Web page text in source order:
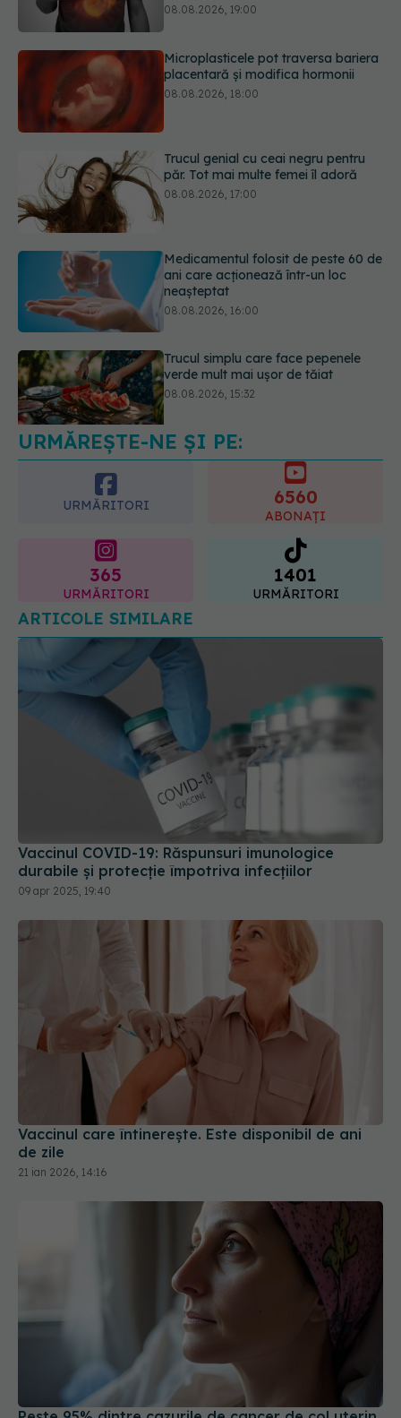
08.08.2026, 18:00
Trucul genial cu ceai negru pentru
păr. Tot mai multe femei îl adoră
Medicamentul folosit de peste 60 de
ani care acționează într-un loc
Trucul simplu care face pepenele
verde mult mai ușor de tăiat
08.08.2026, 15:32
Ce poți mânca și ce trebuie să eviți
dacă ai gastrită: exemplu de meniu
URMĂREȘTE-NE ȘI PE:
URMĂRITORI
365 1401
URMĂRITORI
ARTICOLE SIMILARE
Vaccinul COVID-19: Răspunsuri imunologice
durabile și protecție împotriva infecțiilor
Vaccinul care întinerește. Este disponibil de ani
21 ian 2026, 14:16
Peste 95% dintre cazurile de cancer de col uterin
sunt cauzate de HPV